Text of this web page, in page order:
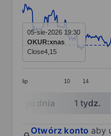
Line chart with 234
The chart has 1 X
The chart has 1 Y
lip 10 14
05-sie-2026 19:30
OKUR:xnas
Close4,15
End of interactive
W ciągu dnia 1 tydz.
Otwórz konto aby